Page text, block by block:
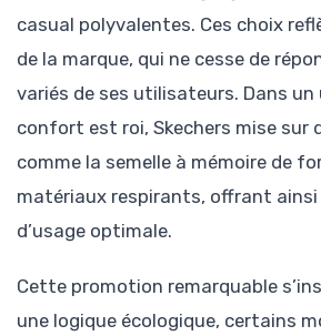
casual polyvalentes. Ces choix
de la marque, qui ne cesse de
variés de ses utilisateurs. Dans un
confort est roi, Skechers mise sur
comme la semelle à mémoire de
matériaux respirants, offrant ainsi
d’usage optimale.
Cette promotion remarquable
une logique écologique, certains